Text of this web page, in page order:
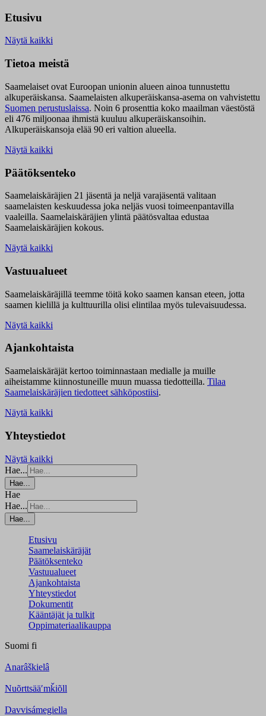
Etusivu
Näytä kaikki
Tietoa meistä
Saamelaiset ovat Euroopan unionin alueen ainoa tunnustettu
alkuperäiskansa. Saamelaisten alkuperäiskansa-asema on vahvistettu
Suomen perustuslaissa. Noin 6 prosenttia koko maailman väestöstä
eli 476 miljoonaa ihmistä kuuluu alkuperäiskansoihin.
Alkuperäiskansoja elää 90 eri valtion alueella.
Näytä kaikki
Päätöksenteko
Saamelaiskäräjien 21 jäsentä ja neljä varajäsentä valitaan
saamelaisten keskuudessa joka neljäs vuosi toimeenpantavilla
vaaleilla. Saamelaiskäräjien ylintä päätösvaltaa edustaa
Saamelaiskäräjien kokous.
Näytä kaikki
Vastuualueet
Saamelaiskäräjillä teemme töitä koko saamen kansan eteen, jotta
saamen kielillä ja kulttuurilla olisi elintilaa myös tulevaisuudessa.
Näytä kaikki
Ajankohtaista
Saamelaiskäräjät kertoo toiminnastaan medialle ja muille
aiheistamme kiinnostuneille muun muassa tiedotteilla. Tilaa
Saamelaiskäräjien tiedotteet sähköpostiisi.
Näytä kaikki
Yhteystiedot
Näytä kaikki
Hae...
Hae...
Hae
Hae...
Hae...
Etusivu
Saamelaiskäräjät
Päätöksenteko
Vastuualueet
Ajankohtaista
Yhteystiedot
Dokumentit
Kääntäjät ja tulkit
Oppimateriaalikauppa
Suomi fi
Anarâškielâ
Nuõrttsääʹmǩiõll
Davvisámegiella